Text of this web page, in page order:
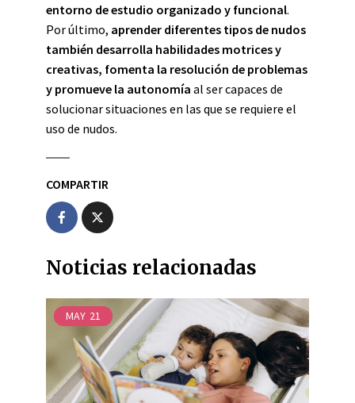
entorno de estudio organizado y funcional.
Por último, aprender diferentes tipos de nudos
también desarrolla habilidades motrices y
creativas, fomenta la resolución de problemas
y promueve la autonomía al ser capaces de
solucionar situaciones en las que se requiere el
uso de nudos.
COMPARTIR
Noticias relacionadas
MAY 21